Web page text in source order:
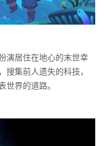
演居住在地心的末世幸
集前人遗失的科技，
世界的道路。